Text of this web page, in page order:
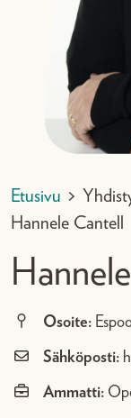
Etusivu >
Hannele Cantell
Osoite:
Sähköposti:
Ammatti: